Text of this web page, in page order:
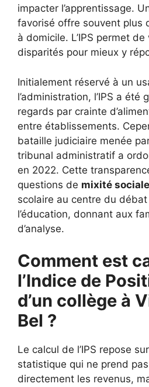
impacter l’apprentissage.
favorisé offre souvent plus
à domicile. L’IPS permet
disparités pour mieux y
Initialement réservé à un
l’administration, l’IPS a été
regards par crainte
entre établissements.
bataille judiciaire menée
tribunal administratif a
en 2022. Cette
questions de mixité sociale
scolaire au centre du
l’éducation, donnant aux
d’analyse.
Comment est
l’Indice de
d’un collège à
Bel ?
Le calcul de l’IPS repose
statistique qui ne prend
directement les revenus,